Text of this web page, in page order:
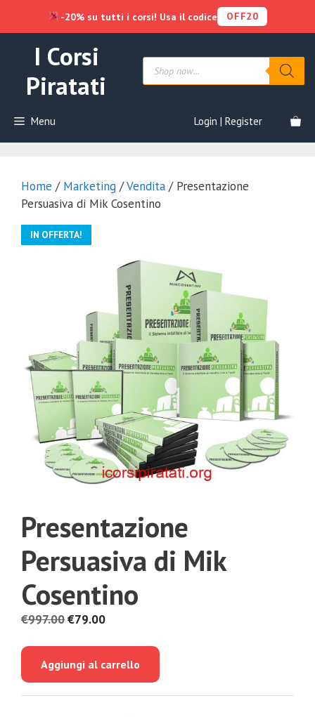
contenuto
I Corsi
Piratati
Products
search
Menu Login | Register
Home / Marketing /Vendita / Presentazione
Persuasiva di Mik Cosentino
IN OFFERTA!
Presentazione
Persuasiva di Mik
Cosentino
€997.00Il
era:
€79.00Il
è:
Aggiungi al carrello
-20% su tutti i corsi! Usa il codice OFF20